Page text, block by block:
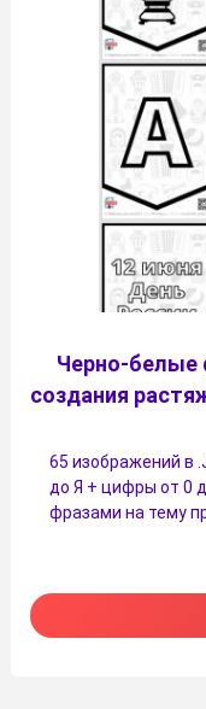
Черно-белые
создания
65 изображений в
до Я + цифры от 0
фразами на тему